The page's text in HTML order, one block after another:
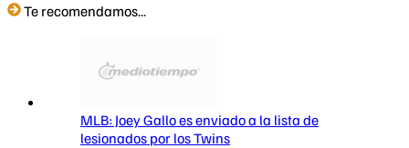
Te recomendamos...
MLB: Joey Gallo es enviado a la lista de
lesionados por los Twins